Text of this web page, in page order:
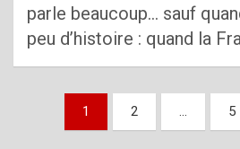
parle beaucoup… sauf
peu d’histoire : quand la
Pagination
1 2 … 5